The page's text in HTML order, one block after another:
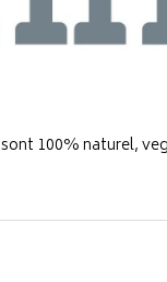
100% naturel,